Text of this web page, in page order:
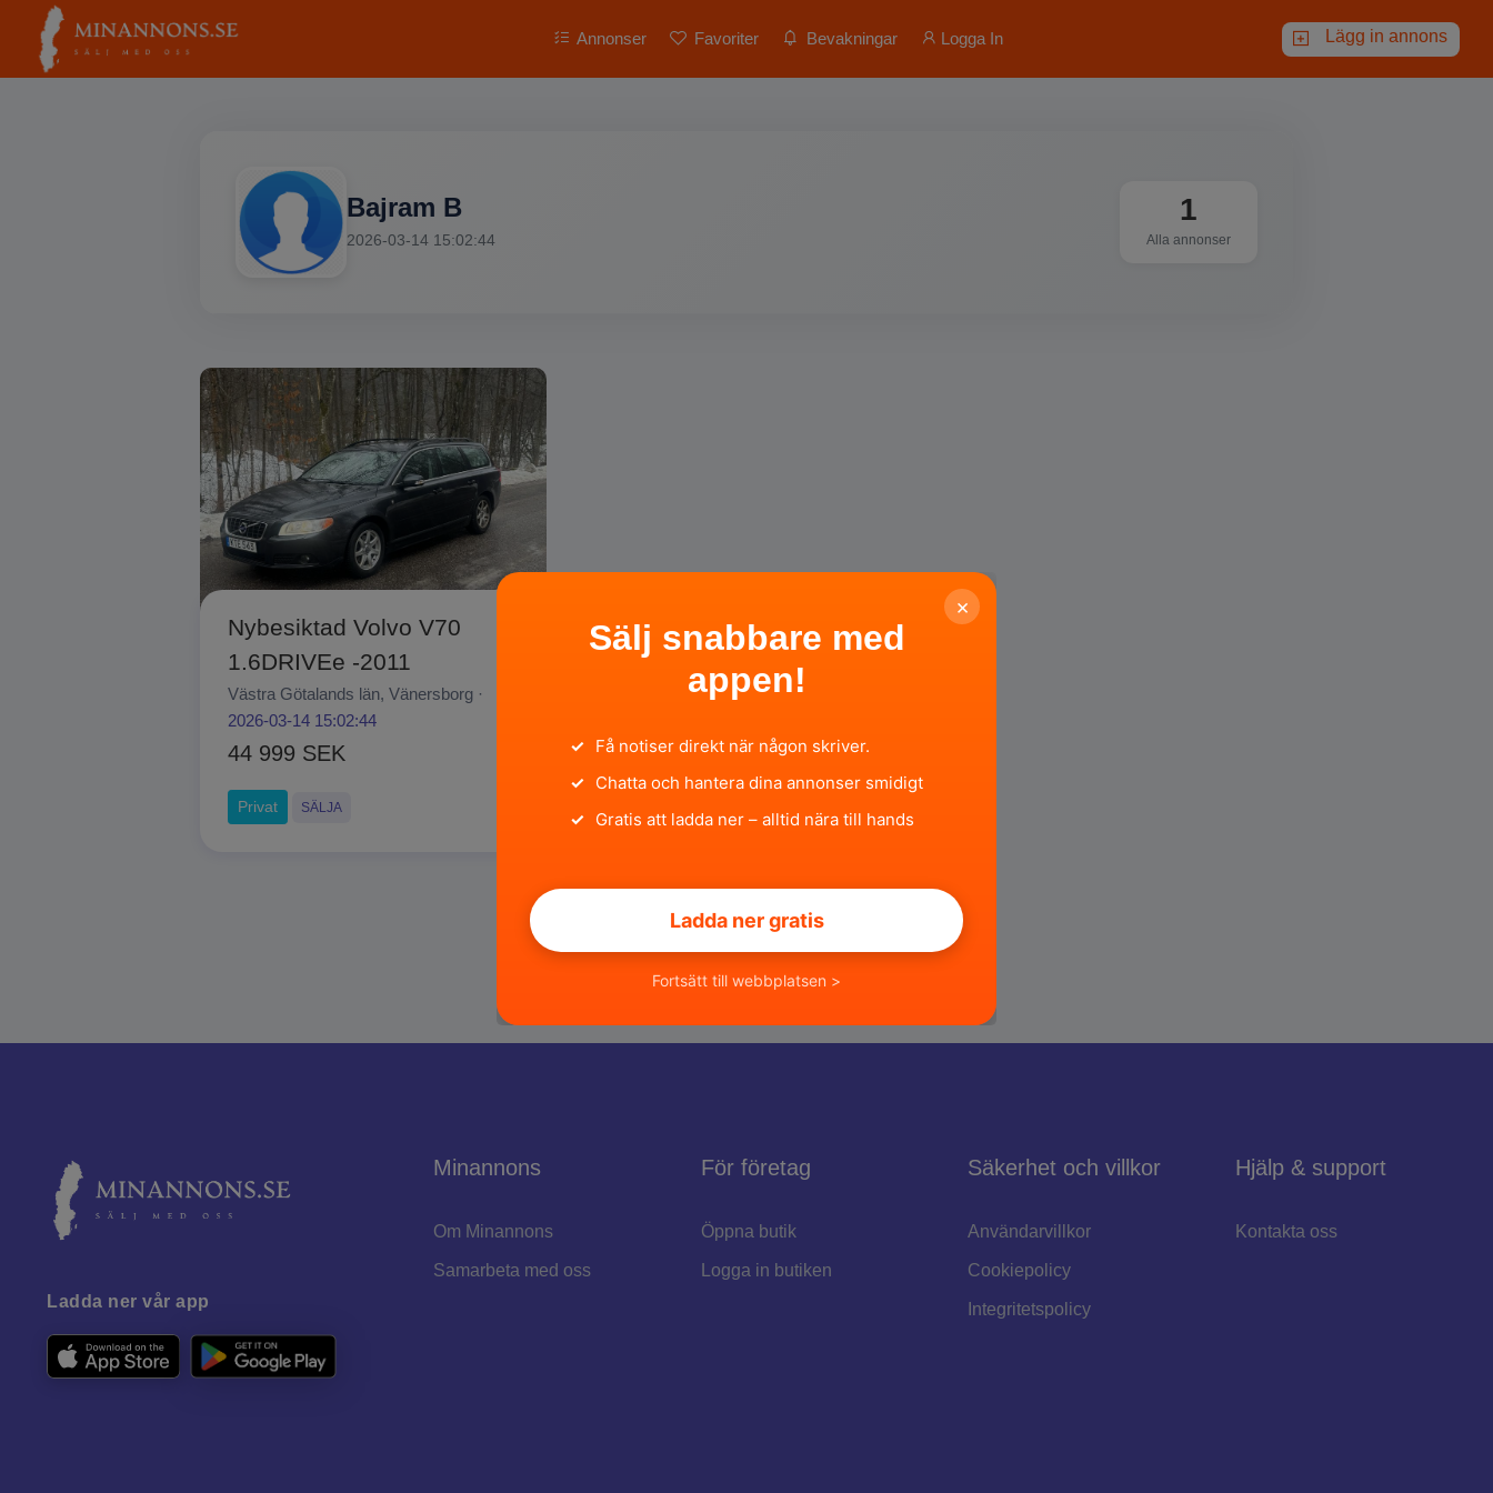
Annonser Favoriter Bevakningar Logga In Lägg in annons
Bajram B
2026-03-14 15:02:44
1
Alla annonser
Nybesiktad Volvo V70
1.6DRIVEe -2011
Västra Götalands län, Vänersborg ·
2026-03-14 15:02:44
44 999 SEK
Privat SÄLJA
×
Sälj snabbare med
appen!
✓ Få notiser direkt när någon skriver.
✓ Chatta och hantera dina annonser smidigt
✓ Gratis att ladda ner – alltid nära till hands
Ladda ner gratis
Fortsätt till webbplatsen >
Ladda ner vår app
Minannons
Om Minannons
Samarbeta med oss
För företag
Öppna butik
Logga in butiken
Säkerhet och villkor
Användarvillkor
Cookiepolicy
Integritetspolicy
Hjälp & support
Kontakta oss